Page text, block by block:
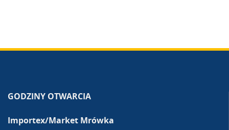
GODZINY OTWARCIA
Importex/Market Mrówka